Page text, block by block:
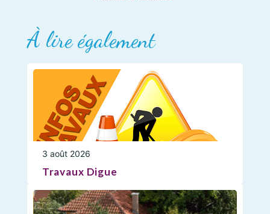
À lire également
3 août 2026
Travaux Digue